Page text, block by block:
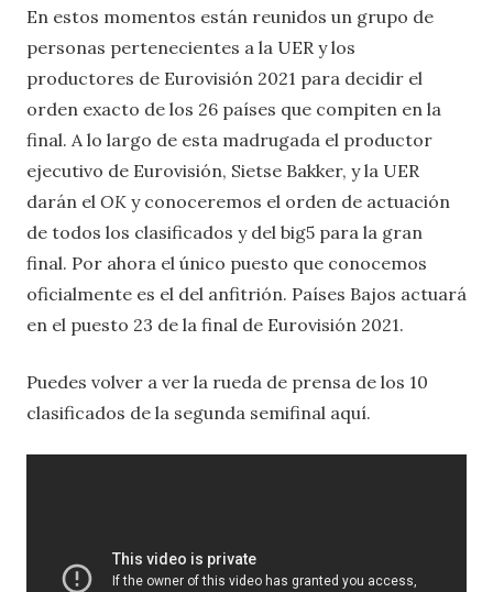
En estos momentos están reunidos un grupo de
personas pertenecientes a la UER y los
productores de Eurovisión 2021 para decidir el
orden exacto de los 26 países que compiten en la
final. A lo largo de esta madrugada el productor
ejecutivo de Eurovisión, Sietse Bakker, y la UER
darán el OK y conoceremos el orden de actuación
de todos los clasificados y del big5 para la gran
final. Por ahora el único puesto que conocemos
oficialmente es el del anfitrión. Países Bajos actuará
en el puesto 23 de la final de Eurovisión 2021.
Puedes volver a ver la rueda de prensa de los 10
clasificados de la segunda semifinal aquí.